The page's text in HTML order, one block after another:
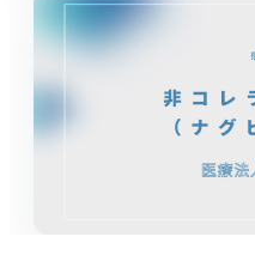
循環器内科
高血圧や不整脈、動悸
月経や更年期など女性